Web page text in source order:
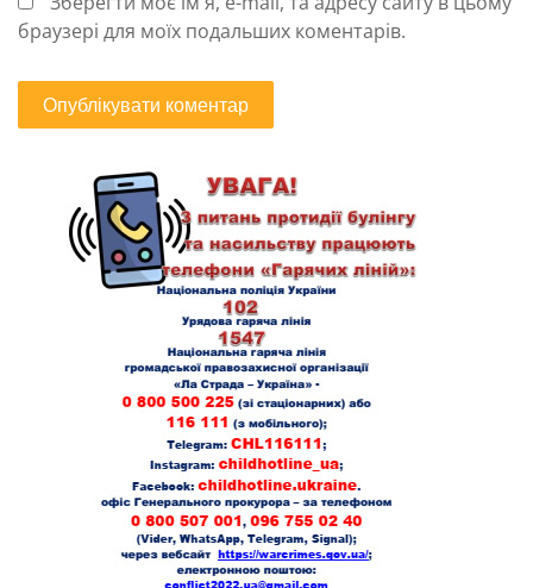
браузері для моїх подальших коментарів.